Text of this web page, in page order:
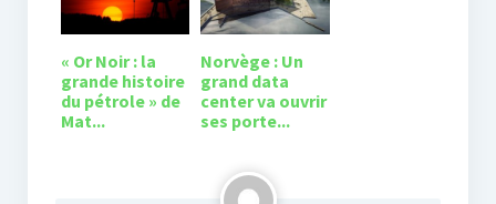
« Or Noir : la
grande histoire
du pétrole » de
Mat...
Norvège : Un
grand data
center va ouvrir
ses porte...